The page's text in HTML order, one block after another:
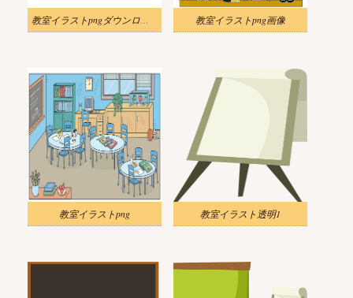
教室イラストpngダウンロード 教室イラストpng画像
教室イラストpng 教室イラスト透明1